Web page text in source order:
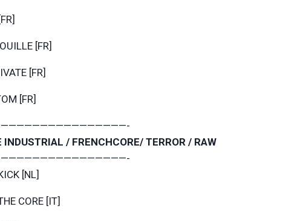
[FR]
[FR]
[FR]
INDUSTRIAL / FRENCHCORE/ TERROR / RAW
[NL]
CORE [IT]